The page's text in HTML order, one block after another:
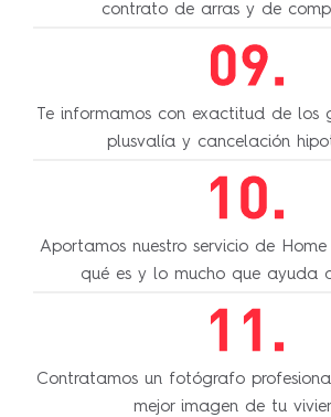
contrato de arras y de
Te informamos con exactitud de los
plusvalía y cancelación
Aportamos nuestro servicio de Home
qué es y lo mucho que ayuda
Contratamos un fotógrafo
mejor imagen de tu